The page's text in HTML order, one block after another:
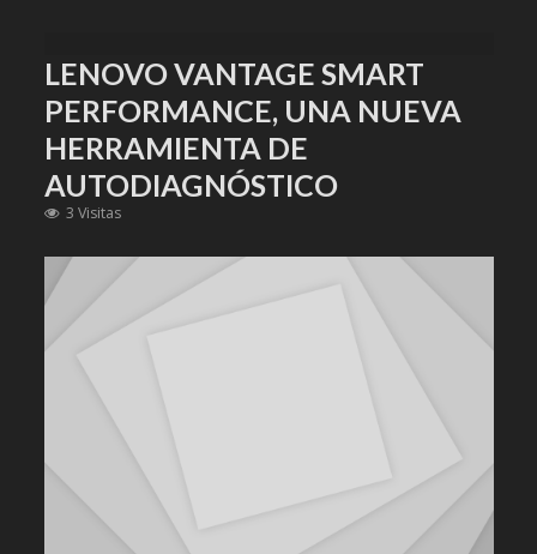
LENOVO VANTAGE SMART
PERFORMANCE, UNA NUEVA
HERRAMIENTA DE
AUTODIAGNÓSTICO
3 Visitas